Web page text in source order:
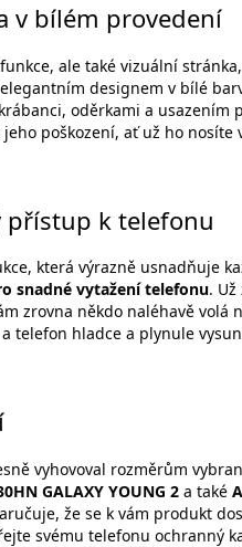
v bílém provedení
ale také vizuální
designem v bílé
oděrkami a usazením
poškození, ať už ho nosíte
přístup k telefonu
která výrazně usnadňuje
snadné vytažení telefonu.
zrovna někdo naléhavě volá
telefon hladce a plynule
vyhovoval rozměrům
GALAXY YOUNG 2 a také
že se k vám produkt
svému telefonu ochranný